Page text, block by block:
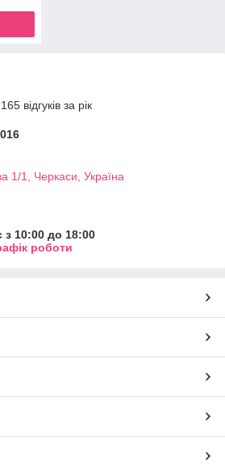
відгуків за рік
1/1, Черкаси, Україна
з 10:00 до 18:00
роботи